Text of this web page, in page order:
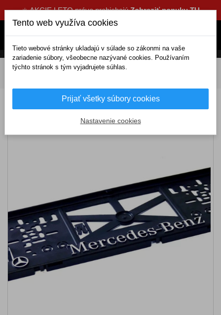
☀️ AKCIE LETO práve prebiehajúZobraziť ponuku TU
DOMOV Exteriérové doplnky
Podložka pod ŠPZ 3D MERCEDES
Tento web využíva cookies
Tieto webové stránky ukladajú v súlade so zákonmi na vaše
zariadenie súbory, všeobecne nazývané cookies. Používaním
týchto stránok s tým vyjadrujete súhlas.
Prijať všetky súbory cookies
Nastavenie cookies